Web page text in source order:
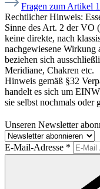
Fragen zum Artikel
Rechtlicher Hinweis:
Sinne des Art. 2 der VO
keine direkte, nach
nachgewiesene Wirkung
beziehen sich
Meridiane, Chakren etc.
Hinweis gemäß §32
handelt es sich um
sie selbst nochmals oder
Unseren Newsletter
E-Mail-Adresse *